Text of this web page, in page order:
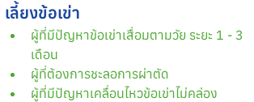
เลี้ยงข้อเข่า
ผู้ที่มีปัญหาข้อเข่าเสื่อมตามวัย ระยะ 1 - 3
เดือน
ผู้ที่ต้องการชะลอการผ่าตัด
ผู้ที่มีปัญหาเคลื่อนไหวข้อเข่าไม่คล่อง